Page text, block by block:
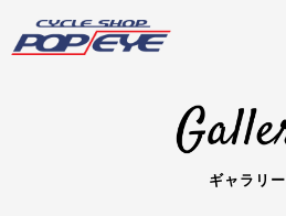
ギャラリー